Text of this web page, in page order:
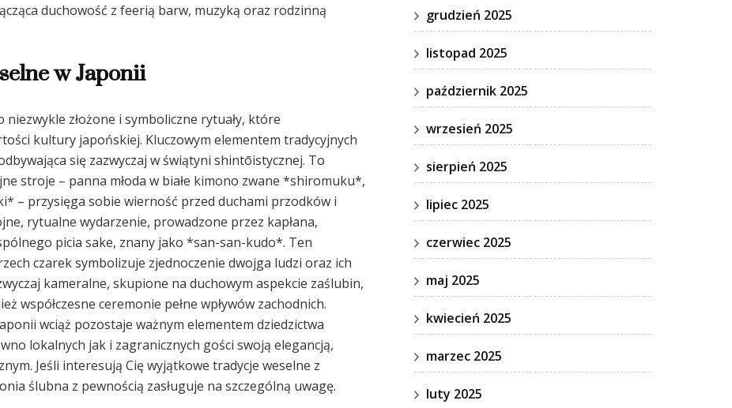
duchowość z feerią barw, muzyką oraz rodzinną
w Japonii
złożone i symboliczne rytuały, które
kultury japońskiej. Kluczowym elementem tradycyjnych
się zazwyczaj w świątyni shintōistycznej. To
stroje – panna młoda w białe kimono zwane *shiromuku*,
– przysięga sobie wierność przed duchami przodków i
rytualne wydarzenie, prowadzone przez kapłana,
picia sake, znany jako *san-san-kudo*. Ten
czarek symbolizuje zjednoczenie dwojga ludzi oraz ich
kameralne, skupione na duchowym aspekcie zaślubin,
współczesne ceremonie pełne wpływów zachodnich.
wciąż pozostaje ważnym elementem dziedzictwa
lokalnych jak i zagranicznych gości swoją elegancją,
Jeśli interesują Cię wyjątkowe tradycje weselne z
ślubna z pewnością zasługuje na szczególną uwagę.
grudzień 2025
listopad 2025
październik 2025
wrzesień 2025
sierpień 2025
lipiec 2025
czerwiec 2025
maj 2025
kwiecień 2025
marzec 2025
luty 2025